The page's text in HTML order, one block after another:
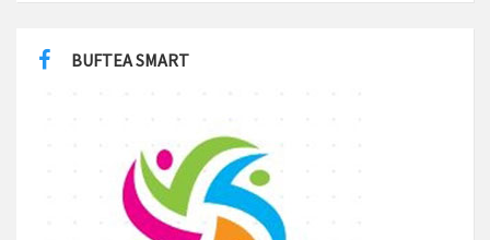
BUFTEA SMART